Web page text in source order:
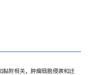
黏附相关。肿瘤细胞侵袭和迁